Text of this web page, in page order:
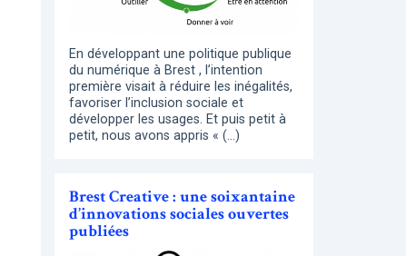
En développant une politique publique
du numérique à Brest , l’intention
première visait à réduire les inégalités,
favoriser l’inclusion sociale et
développer les usages. Et puis petit à
petit, nous avons appris « (…)
Brest Creative : une soixantaine
d’innovations sociales ouvertes
publiées